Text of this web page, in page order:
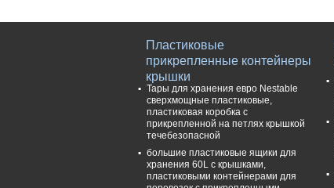
Пластиковые
прикрепленные контейнеры
крышки
Тары для хранения евро Nestable
сверхмощные пластиковые,
пластиковая коробка с
прикрепленной на петлях крышкой
течебезопасной
большие пластиковые ящики для
хранения 60L с крышками,
пластиковыми контейнерами для